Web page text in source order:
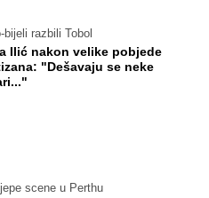
bijeli razbili Tobol
Ilić nakon velike pobjede
"Dešavaju se neke
scene u Perthu